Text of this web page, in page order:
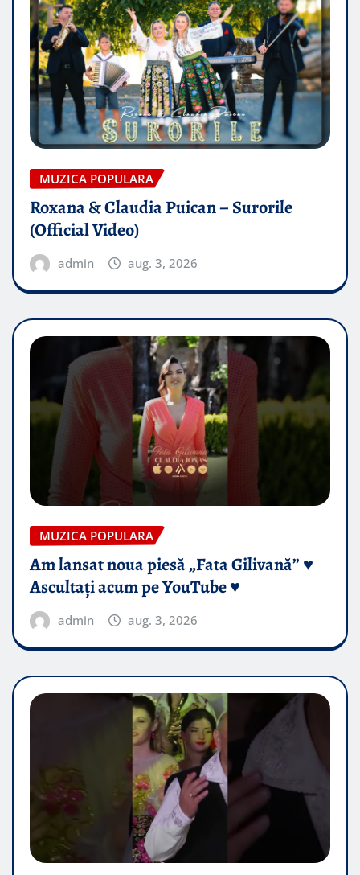
MUZICA POPULARA
Roxana & Claudia Puican – Surorile
(Official Video)
admin aug. 3, 2026
MUZICA POPULARA
Am lansat noua piesă „Fata Gilivană” ♥️
Ascultați acum pe YouTube ♥️
admin aug. 3, 2026